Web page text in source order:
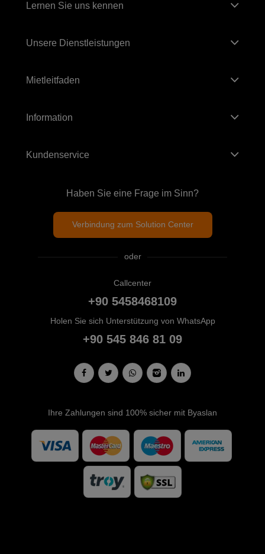
Lernen Sie uns kennen
Unsere Dienstleistungen
Mietleitfaden
Information
Kundenservice
Haben Sie eine Frage im Sinn?
Verbindung zum Solution Center
oder
Callcenter
+90 5458468109
Holen Sie sich Unterstützung von WhatsApp
+90 545 846 81 09
Ihre Zahlungen sind 100% sicher mit Byaslan